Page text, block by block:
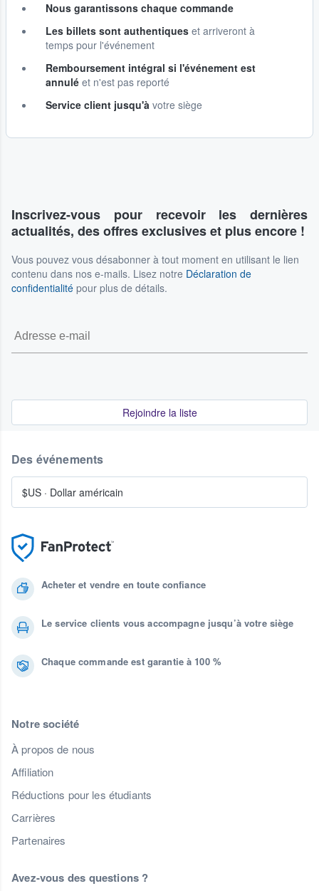
Nous garantissons chaque commande
Les billets sont authentiques et arriveront à
temps pour l'événement
Remboursement intégral si l'événement est
annulé et n'est pas reporté
Service client jusqu'à votre siège
Inscrivez-vous pour recevoir les dernières
actualités, des offres exclusives et plus encore !
Vous pouvez vous désabonner à tout moment en utilisant le lien
contenu dans nos e-mails. Lisez notre Déclaration de
confidentialité pour plus de détails.
Rejoindre la liste
Acheter et vendre en toute confiance
Le service clients vous accompagne jusqu’à votre siège
Chaque commande est garantie à 100 %
Notre société
À propos de nous
Affiliation
Réductions pour les étudiants
Carrières
Partenaires
Avez-vous des questions ?
Des événements
$US · Dollar américain